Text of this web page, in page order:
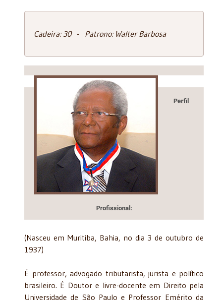
Cadeira: 30 - Patrono: Walter Barbosa
Perfil
Profissional:
(Nasceu em Muritiba, Bahia, no dia 3 de outubro de
1937)
É professor, advogado tributarista, jurista e político
brasileiro. É Doutor e livre-docente em Direito pela
Universidade de São Paulo e Professor Emérito da